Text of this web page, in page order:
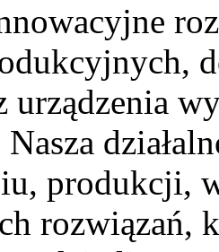
urządzenia
produkcji,
rozwiązań,